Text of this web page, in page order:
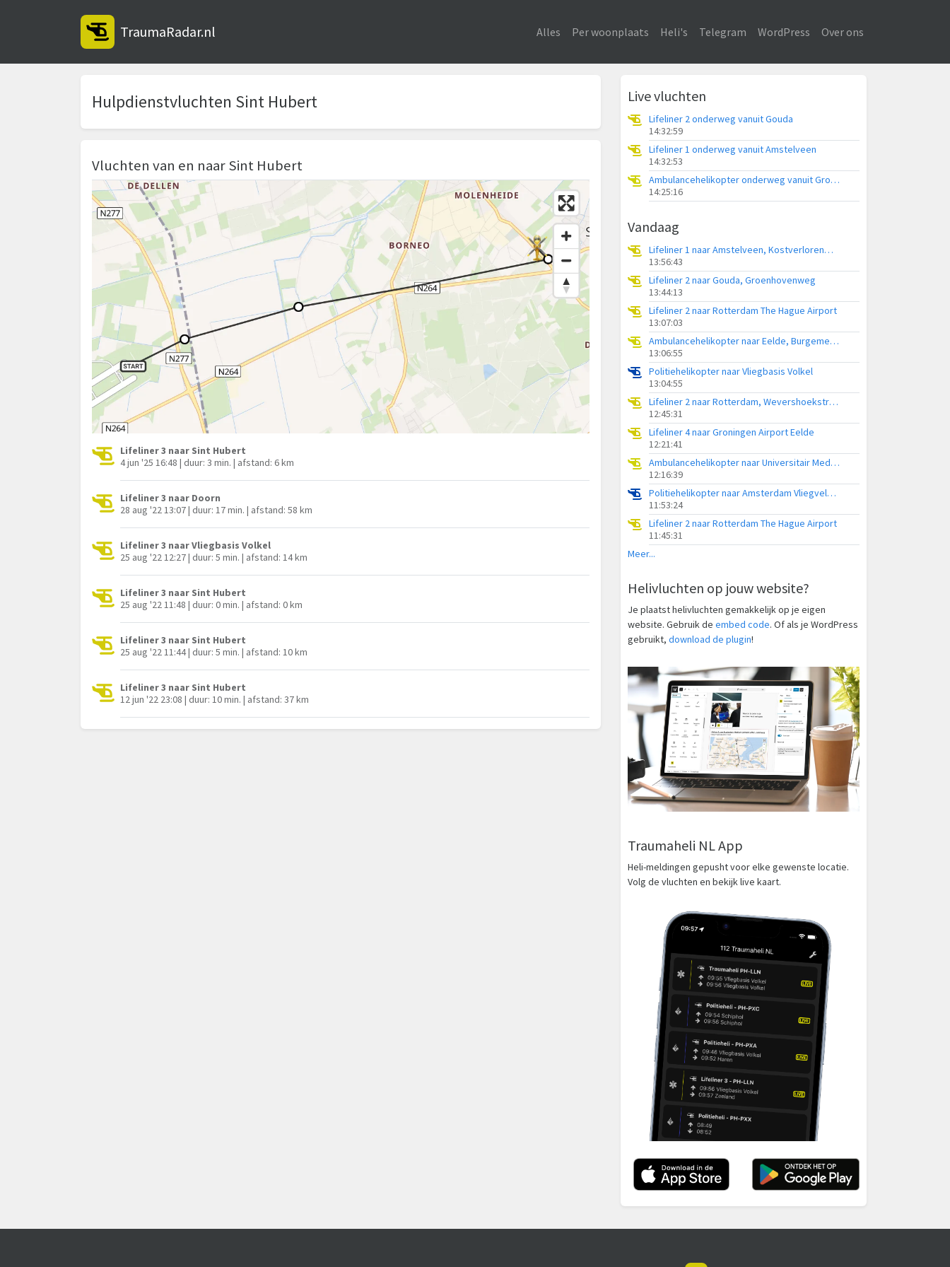
TraumaRadar.nl Alles Per woonplaats Heli's Telegram WordPress Over ons
Hulpdienstvluchten Sint Hubert
Vluchten van en naar Sint Hubert
Lifeliner 3 naar Sint Hubert
4 jun '25 16:48 | duur: 3 min. | afstand: 6 km
Lifeliner 3 naar Doorn
28 aug '22 13:07 | duur: 17 min. | afstand: 58 km
Lifeliner 3 naar Vliegbasis Volkel
25 aug '22 12:27 | duur: 5 min. | afstand: 14 km
Lifeliner 3 naar Sint Hubert
25 aug '22 11:48 | duur: 0 min. | afstand: 0 km
Lifeliner 3 naar Sint Hubert
25 aug '22 11:44 | duur: 5 min. | afstand: 10 km
Lifeliner 3 naar Sint Hubert
12 jun '22 23:08 | duur: 10 min. | afstand: 37 km
Live vluchten
Lifeliner 2 onderweg vanuit Gouda
14:32:59
Lifeliner 1 onderweg vanuit Amstelveen
14:32:53
Ambulancehelikopter onderweg vanuit Groningen Airport Eelde
14:25:16
Vandaag
Lifeliner 1 naar Amstelveen, Kostverlorenweg
13:56:43
Lifeliner 2 naar Gouda, Groenhovenweg
13:44:13
Lifeliner 2 naar Rotterdam The Hague Airport
13:07:03
Ambulancehelikopter naar Eelde, Burgemeester J.G. Legroweg
13:06:55
Politiehelikopter naar Vliegbasis Volkel
13:04:55
Lifeliner 2 naar Rotterdam, Wevershoekstraat
12:45:31
Lifeliner 4 naar Groningen Airport Eelde
12:21:41
Ambulancehelikopter naar Universitair Medisch Centrum Groningen
12:16:39
Politiehelikopter naar Amsterdam Vliegveld Schiphol
11:53:24
Lifeliner 2 naar Rotterdam The Hague Airport
11:45:31
Meer...
Helivluchten op jouw website?
Je plaatst helivluchten gemakkelijk op je eigen
website. Gebruik de embed code. Of als je WordPress
gebruikt, download de plugin!
Traumaheli NL App
Heli-meldingen gepusht voor elke gewenste locatie.
Volg de vluchten en bekijk live kaart.